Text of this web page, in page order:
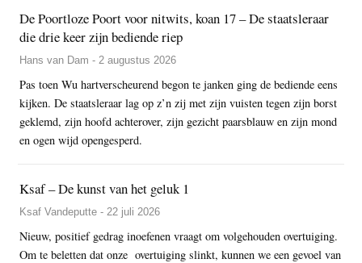
De Poortloze Poort voor nitwits, koan 17 – De staatsleraar
die drie keer zijn bediende riep
Hans van Dam - 2 augustus 2026
Pas toen Wu hartverscheurend begon te janken ging de bediende eens
kijken. De staatsleraar lag op z’n zij met zijn vuisten tegen zijn borst
geklemd, zijn hoofd achterover, zijn gezicht paarsblauw en zijn mond
en ogen wijd opengesperd.
Ksaf – De kunst van het geluk 1
Ksaf Vandeputte - 22 juli 2026
Nieuw, positief gedrag inoefenen vraagt om volgehouden overtuiging.
Om te beletten dat onze overtuiging slinkt, kunnen we een gevoel van